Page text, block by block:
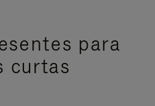
para
curtas